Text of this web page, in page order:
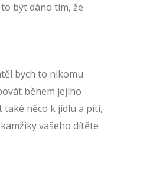
být dáno tím, že
bych to nikomu
během jejího
něco k jídlu a pití,
vašeho dítěte